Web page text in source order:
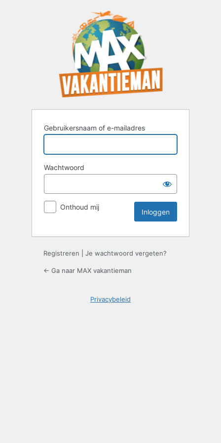
Gebruikersnaam of e-mailadres
Wachtwoord
Onthoud mij
Registreren Je wachtwoord vergeten?
← Ga naar MAX vakantieman
Privacybeleid